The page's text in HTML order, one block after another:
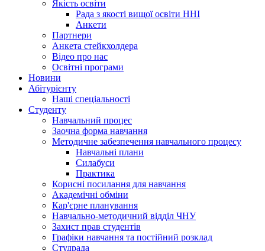
Якість освіти
Рада з якості вищої освіти ННІ
Анкети
Партнери
Анкета стейкхолдера
Відео про нас
Освітні програми
Hовини
Абітурієнту
Наші спеціальності
Студенту
Навчальний процес
Заочна форма навчання
Методичне забезпечення навчального процесу
Навчальні плани
Силабуси
Практика
Корисні посилання для навчання
Академічні обміни
Кар'єрне планування
Навчально-методичний відділ ЧНУ
Захист прав студентів
Графіки навчання та постійний розклад
Студрада